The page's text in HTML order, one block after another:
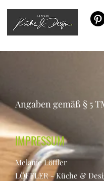
Angaben gemäß § 5
IMPRESSUM
Melanie Löffler
LÖFFLER - Küche &